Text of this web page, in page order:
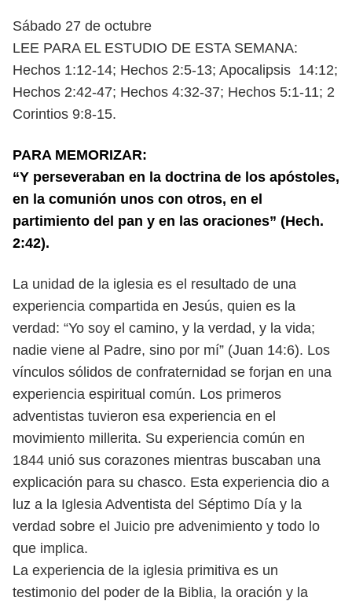
Sábado 27 de octubre
LEE PARA EL ESTUDIO DE ESTA SEMANA:
Hechos 1:12-14; Hechos 2:5-13; Apocalipsis 14:12;
Hechos 2:42-47; Hechos 4:32-37; Hechos 5:1-11; 2
Corintios 9:8-15.
PARA MEMORIZAR:
“Y perseveraban en la doctrina de los apóstoles,
en la comunión unos con otros, en el
partimiento del pan y en las oraciones” (Hech.
2:42).
La unidad de la iglesia es el resultado de una
experiencia compartida en Jesús, quien es la
verdad: “Yo soy el camino, y la verdad, y la vida;
nadie viene al Padre, sino por mí” (Juan 14:6). Los
vínculos sólidos de confraternidad se forjan en una
experiencia espiritual común. Los primeros
adventistas tuvieron esa experiencia en el
movimiento millerita. Su experiencia común en
1844 unió sus corazones mientras buscaban una
explicación para su chasco. Esta experiencia dio a
luz a la Iglesia Adventista del Séptimo Día y la
verdad sobre el Juicio pre advenimiento y todo lo
que implica.
La experiencia de la iglesia primitiva es un
testimonio del poder de la Biblia, la oración y la